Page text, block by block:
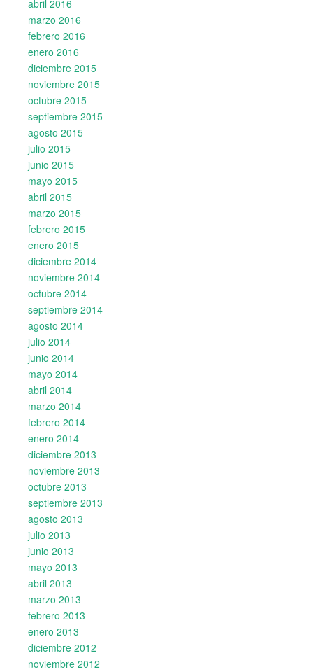
abril 2016
marzo 2016
febrero 2016
enero 2016
diciembre 2015
noviembre 2015
octubre 2015
septiembre 2015
agosto 2015
julio 2015
junio 2015
mayo 2015
abril 2015
marzo 2015
febrero 2015
enero 2015
diciembre 2014
noviembre 2014
octubre 2014
septiembre 2014
agosto 2014
julio 2014
junio 2014
mayo 2014
abril 2014
marzo 2014
febrero 2014
enero 2014
diciembre 2013
noviembre 2013
octubre 2013
septiembre 2013
agosto 2013
julio 2013
junio 2013
mayo 2013
abril 2013
marzo 2013
febrero 2013
enero 2013
diciembre 2012
noviembre 2012